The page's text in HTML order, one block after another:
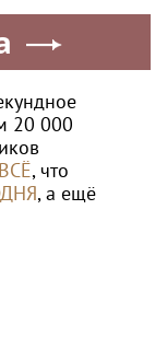
и
VIP-скандалы
жизни
сегодня
в любом
—здесь